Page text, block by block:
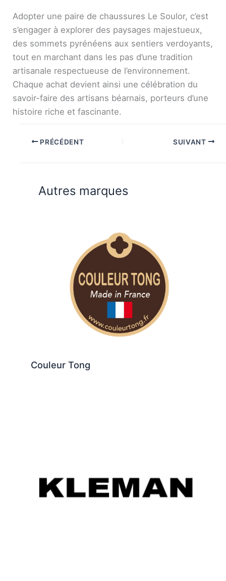
Adopter une paire de chaussures Le Soulor, c’est
s’engager à explorer des paysages majestueux,
des sommets pyrénéens aux sentiers verdoyants,
tout en marchant dans les pas d’une tradition
artisanale respectueuse de l’environnement.
Chaque achat devient ainsi une célébration du
savoir-faire des artisans béarnais, porteurs d’une
histoire riche et fascinante.
PRÉCÉDENT SUIVANT
Autres marques
Couleur Tong